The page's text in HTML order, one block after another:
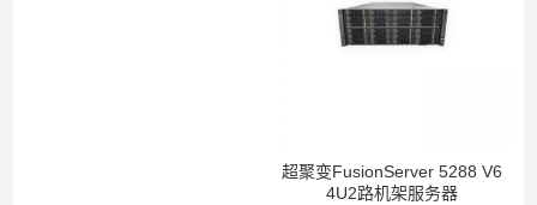
超聚变FusionServer 5288 V6
4U2路机架服务器